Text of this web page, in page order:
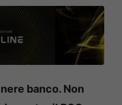
banco. Non